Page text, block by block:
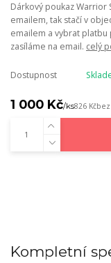
Dárkový poukaz Warrior
emailem, tak stačí v
emailem a vybrat
zasíláme na email. celý
Dostupnost
1 000 Kč/ks826 Kčbez
Kompletní